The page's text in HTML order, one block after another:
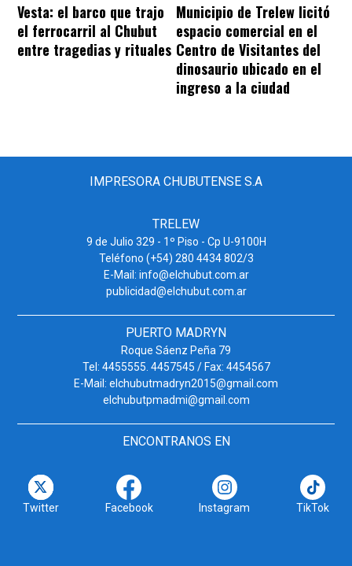
Vesta: el barco que trajo
el ferrocarril al Chubut
entre tragedias y rituales
Municipio de Trelew licitó
espacio comercial en el
Centro de Visitantes del
dinosaurio ubicado en el
ingreso a la ciudad
IMPRESORA CHUBUTENSE S.A
TRELEW
9 de Julio 329 - 1º Piso - Cp U-9100H
Teléfono (+54) 280 4434 802/3
E-Mail: info@elchubut.com.ar
publicidad@elchubut.com.ar
PUERTO MADRYN
Roque Sáenz Peña 79
Tel: 4455555. 4457545 / Fax: 4454567
E-Mail: elchubutmadryn2015@gmail.com
elchubutpmadmi@gmail.com
ENCONTRANOS EN
Twitter Facebook Instagram TikTok